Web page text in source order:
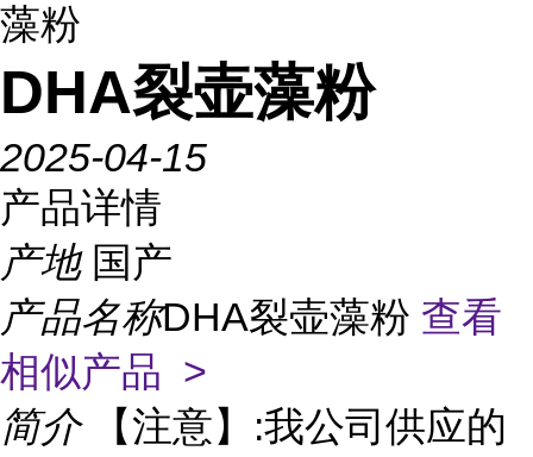
藻粉
DHA裂壶藻粉
2025-04-15
产品详情
产地 国产
产品名称DHA裂壶藻粉 查看
相似产品 >
简介
【注意】:我公司供应的